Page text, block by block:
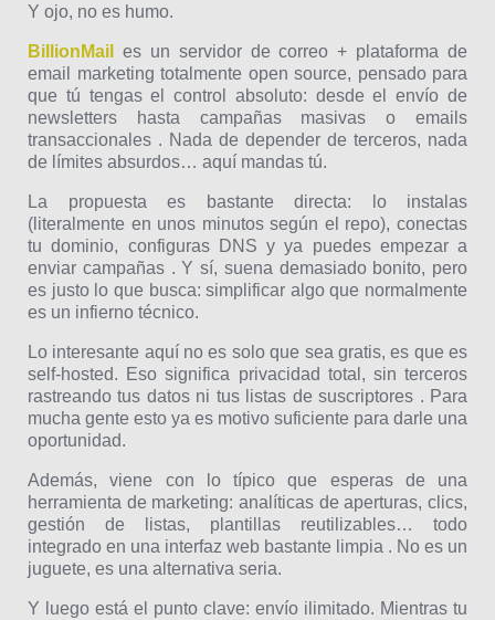
Y ojo, no es humo.
BillionMail
es un servidor de correo + plataforma de
email marketing totalmente open source, pensado para
que tú tengas el control absoluto: desde el envío de
newsletters hasta campañas masivas o emails
transaccionales . Nada de depender de terceros, nada
de límites absurdos… aquí mandas tú.
La propuesta es bastante directa: lo instalas
(literalmente en unos minutos según el repo), conectas
tu dominio, configuras DNS y ya puedes empezar a
enviar campañas . Y sí, suena demasiado bonito, pero
es justo lo que busca: simplificar algo que normalmente
es un infierno técnico.
Lo interesante aquí no es solo que sea gratis, es que es
self-hosted. Eso significa privacidad total, sin terceros
rastreando tus datos ni tus listas de suscriptores . Para
mucha gente esto ya es motivo suficiente para darle una
oportunidad.
Además, viene con lo típico que esperas de una
herramienta de marketing: analíticas de aperturas, clics,
gestión de listas, plantillas reutilizables… todo
integrado en una interfaz web bastante limpia . No es un
juguete, es una alternativa seria.
Y luego está el punto clave: envío ilimitado. Mientras tu